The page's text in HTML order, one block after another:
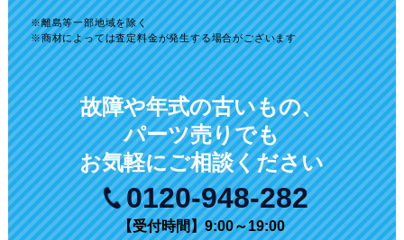
離島等一部地域を除く
商材によっては査定料金が発生する場合がございます
故障や年式の古いもの、
パーツ売りでも
お気軽にご相談ください
0120-948-282
【受付時間】9:00～19:00